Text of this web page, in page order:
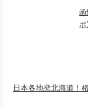
函
ポ
日本各地発北海道！